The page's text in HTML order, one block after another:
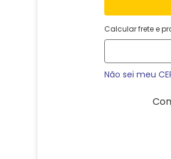
Calcular frete e
Não sei meu